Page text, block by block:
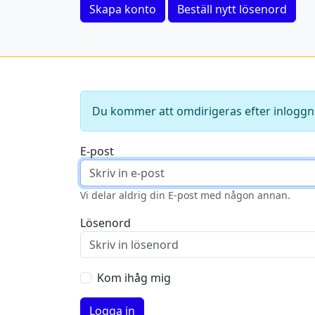
Skapa konto Beställ nytt lösenord
Du kommer att omdirigeras efter
E-post
Vi delar aldrig din E-post med någon annan.
Lösenord
Kom ihåg mig